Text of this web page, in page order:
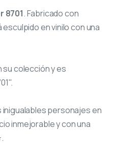
8701. Fabricado con
en vinilo con una
su colección y es
personajes en
inmejorable y con una